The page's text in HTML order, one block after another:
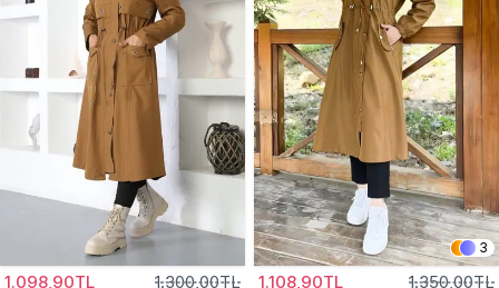
1.098,90TL 1.300,00TL
3
1.108,90TL 1.350,00TL